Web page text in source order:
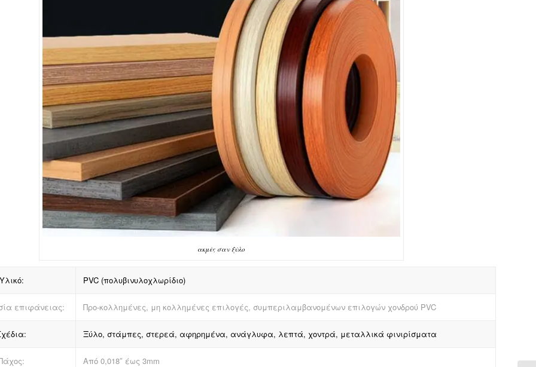
ακμές σαν ξύλο
Υλικό: PVC (πολυβινυλοχλωρίδιο)
επιφάνειας: Προ-κολλημένες, μη κολλημένες επιλογές, συμπεριλαμβανομένων επιλογών χονδρού PVC
Ξύλο, στάμπες, στερεά, αφηρημένα, ανάγλυφα, λεπτά, χοντρά, μεταλλικά φινιρίσματα
Από 0,018″ έως 3mm